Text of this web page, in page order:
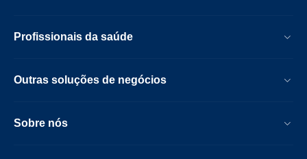
Profissionais da saúde
Outras soluções de negócios
Sobre nós